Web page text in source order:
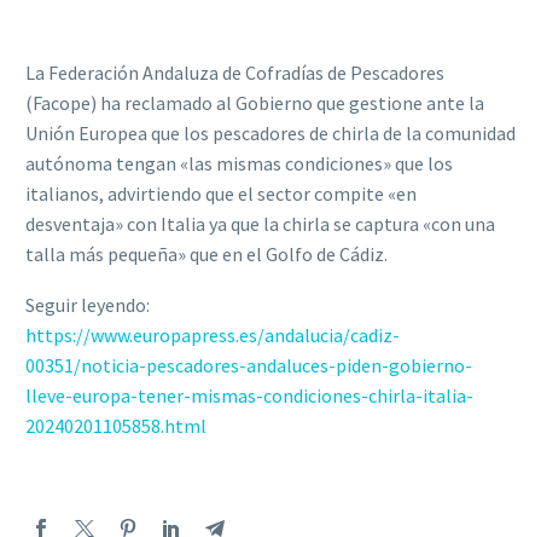
La Federación Andaluza de Cofradías de Pescadores
(Facope) ha reclamado al Gobierno que gestione ante la
Unión Europea que los pescadores de chirla de la comunidad
autónoma tengan «las mismas condiciones» que los
italianos, advirtiendo que el sector compite «en
desventaja» con Italia ya que la chirla se captura «con una
talla más pequeña» que en el Golfo de Cádiz.
Seguir leyendo:
https://www.europapress.es/andalucia/cadiz-
00351/noticia-pescadores-andaluces-piden-gobierno-
lleve-europa-tener-mismas-condiciones-chirla-italia-
20240201105858.html